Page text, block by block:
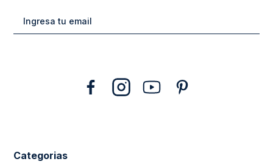
Categorias